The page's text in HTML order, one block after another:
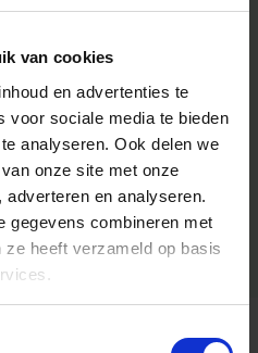
van cookies
en advertenties te
voor sociale media te bieden
analyseren. Ook delen we
onze site met onze
en analyseren.
gegevens combineren met
heeft verzameld op basis